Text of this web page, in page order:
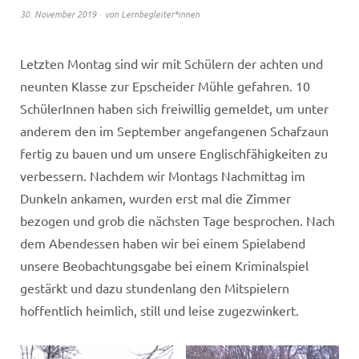
30. November 2019 von Lernbegleiter*innen
Letzten Montag sind wir mit Schülern der achten und
neunten Klasse zur Epscheider Mühle gefahren. 10
SchülerInnen haben sich freiwillig gemeldet, um unter
anderem den im September angefangenen Schafzaun
fertig zu bauen und um unsere Englischfähigkeiten zu
verbessern. Nachdem wir Montags Nachmittag im
Dunkeln ankamen, wurden erst mal die Zimmer
bezogen und grob die nächsten Tage besprochen. Nach
dem Abendessen haben wir bei einem Spielabend
unsere Beobachtungsgabe bei einem Kriminalspiel
gestärkt und dazu stundenlang den Mitspielern
hoffentlich heimlich, still und leise zugezwinkert.